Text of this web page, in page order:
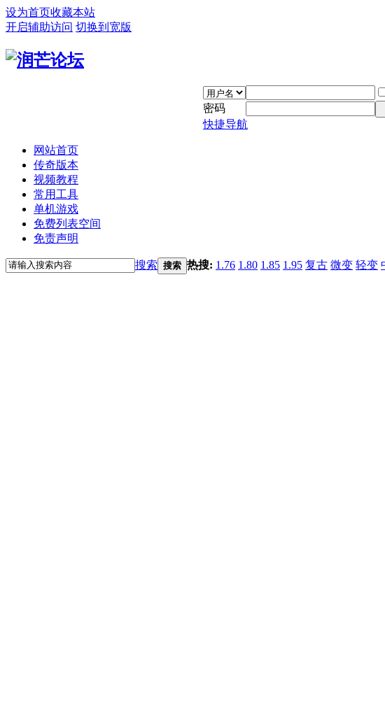
设为首页收藏本站
开启辅助访问 切换到宽版
密码
快捷导航
网站首页
传奇版本
视频教程
常用工具
单机游戏
免费列表空间
免责声明
搜索 搜索 热搜: 1.76 1.80 1.85 1.95 复古 微变 轻变